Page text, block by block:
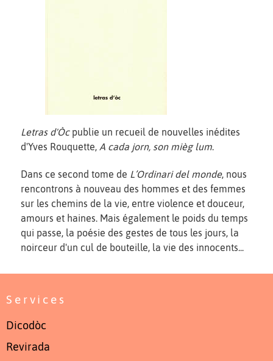
Letras d'Òcpublie un recueil de nouvelles inédites
d'Yves Rouquette, A cada jorn, son mièg lum.
Dans ce second tome de L’Ordinari del monde, nous
rencontrons à nouveau des hommes et des femmes
sur les chemins de la vie, entre violence et douceur,
amours et haines. Mais également le poids du temps
qui passe, la poésie des gestes de tous les jours, la
noirceur d'un cul de bouteille, la vie des innocents...
Services
Dicodòc
Revirada